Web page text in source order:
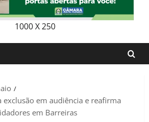
1000 X 250
exclusão em audiência e reafirma
em Barreiras